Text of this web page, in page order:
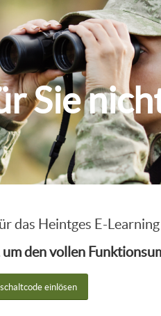
Sie
das Heintges E-
den vollen
einlösen